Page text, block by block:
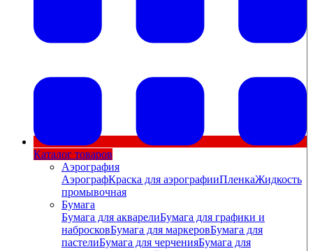
Каталог товаров
Аэрография
АэрографКраска для аэрографииПленкаЖидкость
промывочная
Бумага
Бумага для акварелиБумага для графики и
набросковБумага для маркеровБумага для
пастелиБумага для черченияБумага для